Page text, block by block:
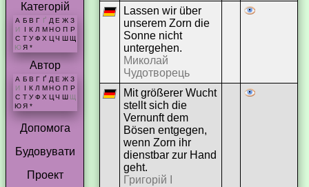
Категорій
А Б В Г Ґ Д Е Ж З
И
І К Л М Н О П Р
С Т У Ф Х Ц Ч Ш Щ
Ю Я *
Автор
А Б В Г Ґ Д Е Ж З
И
К Л М Н О П Р
С Т У Ф Х Ц Ч Ш Щ
Ю Я *
Допомога
Будовувати
Проект
Lassen wir über
unserem Zorn die
Sonne nicht
untergehen.
Миколай
Чудотворець
Mit größerer Wucht
stellt sich die
Vernunft dem
Bösen entgegen,
wenn Zorn ihr
dienstbar zur Hand
geht.
Григорій I